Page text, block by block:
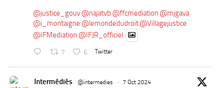
@justice_gouv@najatvb @ffcmediation @mjgava
@i_montaigne @lemondedudroit@Villagejustice
@IFMediation @IFJR_officiel
7 6 Twitter
Intermédiés @intermedies · 7 Oct 2024